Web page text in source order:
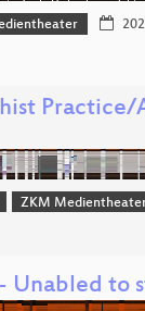
ZKM
Unabled to